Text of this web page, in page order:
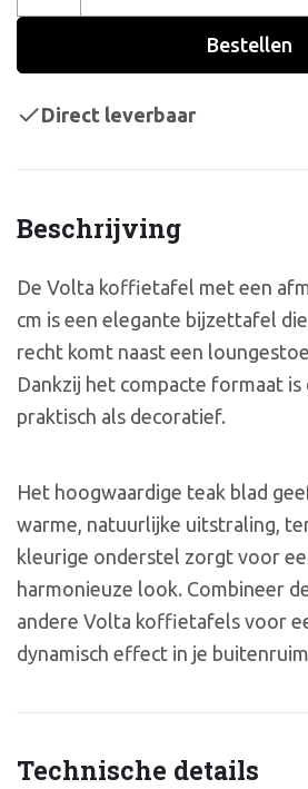
Beschrijving
De Volta koffietafel met een
cm is een elegante bijzettafel
recht komt naast een
Dankzij het compacte formaat
praktisch als decoratief.
Het hoogwaardige teak blad
warme, natuurlijke uitstraling,
kleurige onderstel zorgt voor
harmonieuze look. Combineer
andere Volta koffietafels voor
dynamisch effect in je
Technische details
Bestellen
Direct leverbaar